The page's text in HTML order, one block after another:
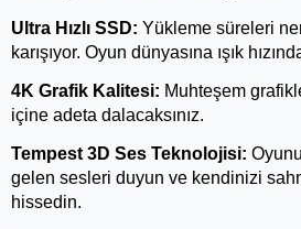
Ultra Hızlı SSD: Yükleme süreleri
karışıyor. Oyun dünyasına ışık
4K Grafik Kalitesi: Muhteşem
içine adeta dalacaksınız.
Tempest 3D Ses Teknolojisi:
gelen sesleri duyun ve kendinizi
hissedin.